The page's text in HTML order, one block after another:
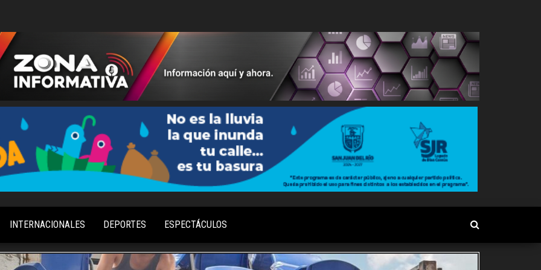
Zona
Informativa
Información
Aquí y
Ahora
INTERNACIONALES DEPORTES ESPECTÁCULOS